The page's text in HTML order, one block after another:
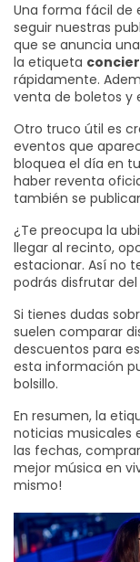
Una forma fácil de
seguir nuestras
que se anuncia
la etiqueta
rápidamente.
venta de boletos y
Otro truco útil es
eventos que
bloquea el día en
haber reventa
también se
¿Te preocupa la
llegar al recinto,
estacionar. Así no
podrás disfrutar
Si tienes dudas
suelen comparar
descuentos para
esta información
bolsillo.
En resumen, la
noticias musicales
las fechas,
mejor música en
mismo!